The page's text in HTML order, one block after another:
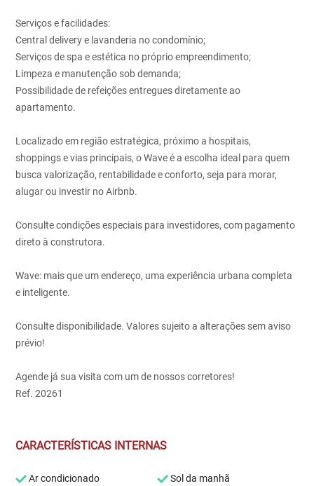
Serviços e facilidades:
Central delivery e lavanderia no condomínio;
Serviços de spa e estética no próprio empreendimento;
Limpeza e manutenção sob demanda;
Possibilidade de refeições entregues diretamente ao
apartamento.
Localizado em região estratégica, próximo a hospitais,
shoppings e vias principais, o Wave é a escolha ideal para quem
busca valorização, rentabilidade e conforto, seja para morar,
alugar ou investir no Airbnb.
Consulte condições especiais para investidores, com pagamento
direto à construtora.
Wave: mais que um endereço, uma experiência urbana completa
e inteligente.
Consulte disponibilidade. Valores sujeito a alterações sem aviso
prévio!
Agende já sua visita com um de nossos corretores!
Ref. 20261
CARACTERÍSTICAS INTERNAS
Ar condicionado Sol da manhã